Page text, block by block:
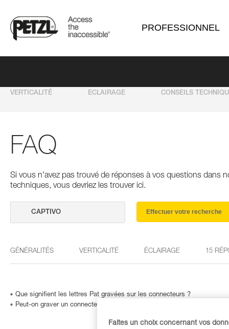
PROFESSIONNEL
VERTICALITÉ ECLAIRAGE CONSEILS
FAQ
Si vous n'avez pas trouvé de réponses à vos questions dans
techniques, vous devriez les trouver ici.
Effectuer votre recherche
GÉNÉRALITÉS VERTICALITÉ ÉCLAIRAGE 15
Que signifient les lettres Pat gravées sur les connecteurs ?
Peut-on graver un connecteur… ou comment identifier un produit dont
Faites un choix concernant vos